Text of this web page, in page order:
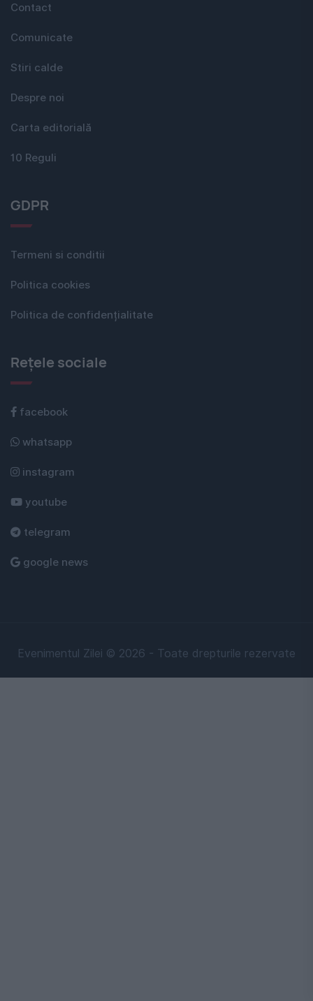
Contact
Comunicate
Stiri calde
Despre noi
Carta editorială
10 Reguli
GDPR
Termeni si conditii
Politica cookies
Politica de confidențialitate
Rețele sociale
facebook
whatsapp
instagram
youtube
telegram
google news
Evenimentul Zilei © 2026 - Toate drepturile rezervate